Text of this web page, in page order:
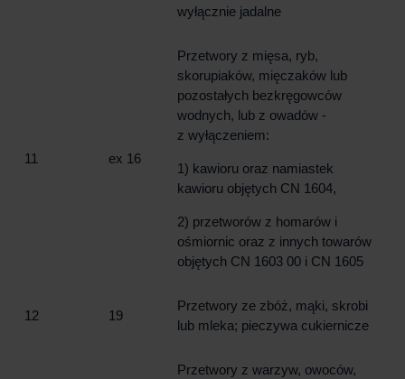
wyłącznie jadalne
11 ex 16
Przetwory z mięsa, ryb,
skorupiaków, mięczaków lub
pozostałych bezkręgowców
wodnych, lub z owadów -
z wyłączeniem:
1) kawioru oraz namiastek
kawioru objętych CN 1604,
2) przetworów z homarów i
ośmiornic oraz z innych towarów
objętych CN 1603 00 i CN 1605
12 19
Przetwory ze zbóż, mąki, skrobi
lub mleka; pieczywa cukiernicze
Przetwory z warzyw, owoców,